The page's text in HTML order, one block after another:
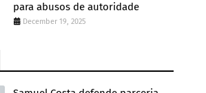
para abusos de autoridade
December 19, 2025